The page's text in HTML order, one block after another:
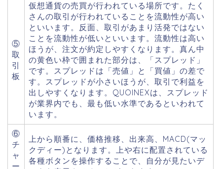
⑤
取
引
板
仮想通貨の売買が行われている場所です。たく
さんの取引が行われていることを流動性が高い
といいます。反面、取引があまり活発ではない
ことを流動性が低いといいます。流動性は高い
ほうが、注文が約定しやすくなります。真ん中
の黄色い枠で囲まれた部分は、「スプレッド」
です。スプレッドは「売値」と「買値」の差で
す。スプレッドが小さいほうが、取引で利益を
出しやすくなります。QUOINEXは、スプレッド
が業界内でも、最も低い水準であるといわれて
います。
⑥
チ
ャ
ー
上から順番に、価格推移、出来高、MACD(マッ
クディー)となります。上や右に配置されている
各種ボタンを操作することで、自分が見たいデ